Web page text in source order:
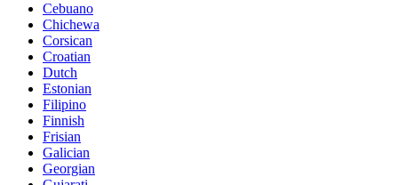
Cebuano
Chichewa
Corsican
Croatian
Dutch
Estonian
Filipino
Finnish
Frisian
Galician
Georgian